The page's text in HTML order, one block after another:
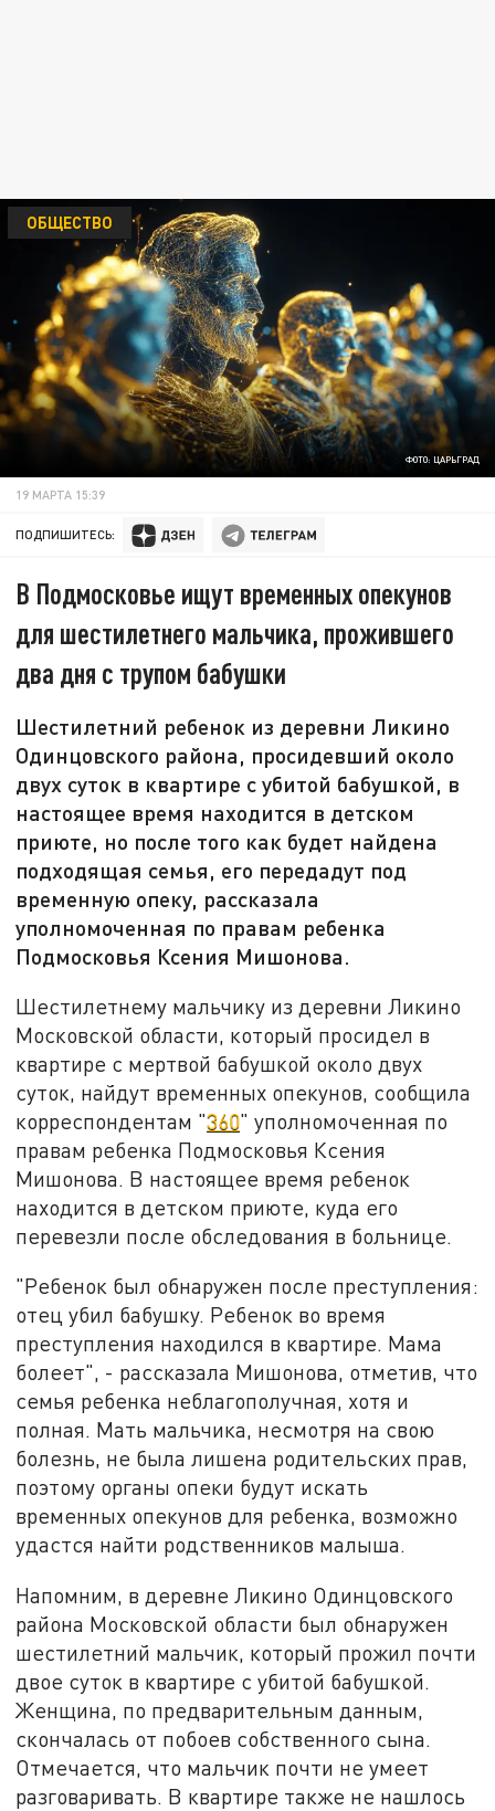
ФОТО: ЦАРЬГРАД
ОБЩЕСТВО
19 МАРТА 15:39
ПОДПИШИТЕСЬ:
В Подмосковье ищут временных опекунов
для шестилетнего мальчика, прожившего
два дня с трупом бабушки
Шестилетний ребенок из деревни Ликино
Одинцовского района, просидевший около
двух суток в квартире с убитой бабушкой, в
настоящее время находится в детском
приюте, но после того как будет найдена
подходящая семья, его передадут под
временную опеку, рассказала
уполномоченная по правам ребенка
Подмосковья Ксения Мишонова.
Шестилетнему мальчику из деревни Ликино
Московской области, который просидел в
квартире с мертвой бабушкой около двух
суток, найдут временных опекунов, сообщила
корреспондентам "360" уполномоченная по
правам ребенка Подмосковья Ксения
Мишонова. В настоящее время ребенок
находится в детском приюте, куда его
перевезли после обследования в больнице.
"Ребенок был обнаружен после преступления:
отец убил бабушку. Ребенок во время
преступления находился в квартире. Мама
болеет", - рассказала Мишонова, отметив, что
семья ребенка неблагополучная, хотя и
полная. Мать мальчика, несмотря на свою
болезнь, не была лишена родительских прав,
поэтому органы опеки будут искать
временных опекунов для ребенка, возможно
удастся найти родственников малыша.
Напомним, в деревне Ликино Одинцовского
района Московской области был обнаружен
шестилетний мальчик, который прожил почти
двое суток в квартире с убитой бабушкой.
Женщина, по предварительным данным,
скончалась от побоев собственного сына.
Отмечается, что мальчик почти не умеет
разговаривать. В квартире также не нашлось